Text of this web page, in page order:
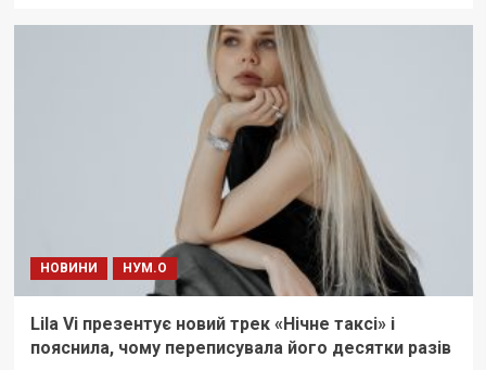
НОВИНИ НУМ.О
Lila Vi презентує новий трек «Нічне таксі» і
пояснила, чому переписувала його десятки разів